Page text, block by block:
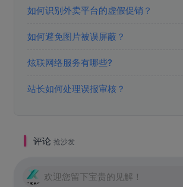
如何识别外卖平台的虚假促销？
如何避免图片被误屏蔽？
炫联网络服务有哪些?
站长如何处理误报审核？
评论 抢沙发
欢迎您留下宝贵的见解！